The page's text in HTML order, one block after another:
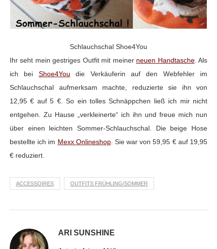
Schlauchschal Shoe4You
Ihr seht mein gestriges Outfit mit meiner neuen Handtasche. Als
ich bei Shoe4You die Verkäuferin auf den Webfehler im
Schlauchschal aufmerksam machte, reduzierte sie ihn von
12,95 € auf 5 €. So ein tolles Schnäppchen ließ ich mir nicht
entgehen. Zu Hause „verkleinerte“ ich ihn und freue mich nun
über einen leichten Sommer-Schlauchschal. Die beige Hose
bestellte ich im Mexx Onlineshop. Sie war von 59,95 € auf 19,95
€ reduziert.
ACCESSOIRES OUTFITS FRÜHLING/SOMMER
ARI SUNSHINE